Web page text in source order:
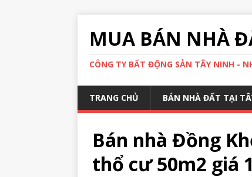
MUA BÁN NHÀ
CÔNG TY BẤT ĐỘNG SẢN TÂY NINH -
TRANG CHỦ BÁN NHÀ ĐẤT TẠI
Bán nhà Đồng
thổ cư 50m2 giá